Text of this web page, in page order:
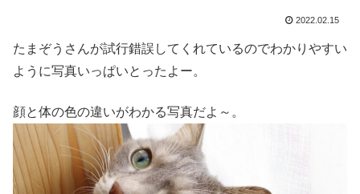
2022.02.15
たまぞうさんが試行錯誤してくれているのでわかりやすい
ように写真いっぱいとったよー。
顔と体の色の違いがわかる写真だよ～。